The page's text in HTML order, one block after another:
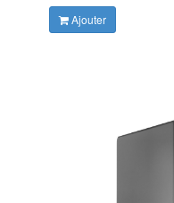
Ajouter